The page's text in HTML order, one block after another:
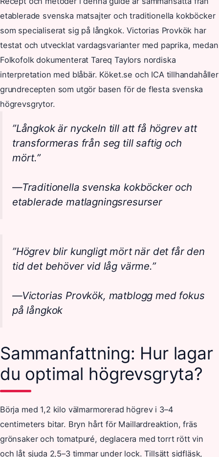
etablerade svenska matsajter och traditionella kokböcker
som specialiserat sig på långkok. Victorias Provkök har
testat och utvecklat vardagsvarianter med paprika, medan
Folkofolk dokumenterat Tareq Taylors nordiska
interpretation med blåbär. Köket.se och ICA tillhandahåller
grundrecepten som utgör basen för de flesta svenska
högrevsgrytor.
”Långkok är nyckeln till att få högrev att
transformeras från seg till saftig och
mört.”
—Traditionella svenska kokböcker och
etablerade matlagningsresurser
”Högrev blir kungligt mört när det får den
tid det behöver vid låg värme.”
—Victorias Provkök, matblogg med fokus
på långkok
Sammanfattning: Hur lagar
du optimal högrevsgryta?
Börja med 1,2 kilo välmarmorerad högrev i 3–4
centimeters bitar. Bryn hårt för Maillardreaktion, fräs
grönsaker och tomatpuré, deglacera med torrt rött vin
och låt sjuda 2,5–3 timmar under lock. Tillsätt sidfläsk,